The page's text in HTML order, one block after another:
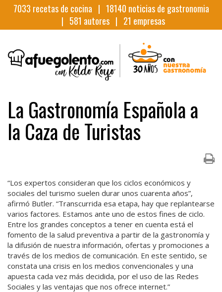
7033 recetas de cocina | 18140 noticias de gastronomia
| 581 autores | 21 empresas
La Gastronomía Española a
la Caza de Turistas
“Los expertos consideran que los ciclos económicos y
sociales del turismo suelen durar unos cuarenta años”,
afirmó Butler. “Transcurrida esa etapa, hay que replantearse
varios factores. Estamos ante uno de estos fines de ciclo.
Entre los grandes conceptos a tener en cuenta está el
fomento de la salud preventiva a partir de la gastronomía y
la difusión de nuestra información, ofertas y promociones a
través de los medios de comunicación. En este sentido, se
constata una crisis en los medios convencionales y una
apuesta cada vez más decidida, por el uso de las Redes
Sociales y las ventajas que nos ofrece internet.”